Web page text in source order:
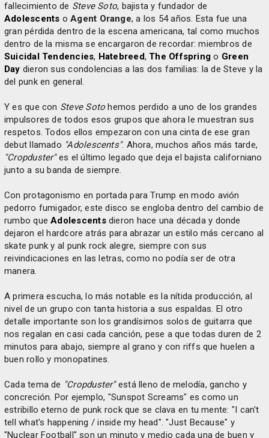
fallecimiento de Steve Soto, bajista y fundador de
Adolescents oAgent Orange, a los 54 años. Esta fue una
gran pérdida dentro de la escena americana, tal como muchos
dentro de la misma se encargaron de recordar: miembros de
Suicidal Tendencies, Hatebreed, The Offspring o Green
Day dieron sus condolencias a las dos familias: la de Steve y la
del punk en general.
Y es que con Steve Soto hemos perdido a uno de los grandes
impulsores de todos esos grupos que ahora le muestran sus
respetos. Todos ellos empezaron con una cinta de ese gran
debut llamado "Adolescents". Ahora, muchos años más tarde,
"Cropduster"es el último legado que deja el bajista californiano
junto a su banda de siempre.
Con protagonismo en portada para Trump en modo avión
pedorro fumigador, este disco se engloba dentro del cambio de
rumbo queAdolescentsdieron hace una década y donde
dejaron el hardcore atrás para abrazar un estilo más cercano al
skate punk y al punk rock alegre, siempre con sus
reivindicaciones en las letras, como no podía ser de otra
manera.
A primera escucha, lo más notable es la nítida producción, al
nivel de un grupo con tanta historia a sus espaldas. El otro
detalle importante son los grandísimos solos de guitarra que
nos regalan en casi cada canción, pese a que todas duren de 2
minutos para abajo, siempre al grano y con riffs que huelen a
buen rollo y monopatines.
Cada tema de "Cropduster"está lleno de melodía, gancho y
concreción. Por ejemplo, "Sunspot Screams" es como un
estribillo eterno de punk rock que se clava en tu mente: "I can't
tell what's happening / inside my head". "Just Because" y
"Nuclear Football" son un minuto y medio cada una de buen y